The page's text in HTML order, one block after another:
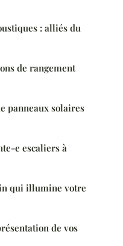
: alliés du
de rangement
panneaux solaires
e escaliers à
qui illumine votre
de vos